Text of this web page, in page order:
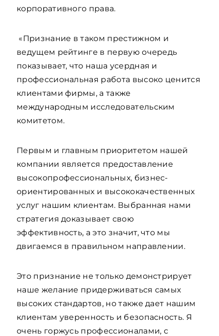
корпоративного права.
«Признание в таком престижном и
ведущем рейтинге в первую очередь
показывает, что наша усердная и
профессиональная работа высоко ценится
клиентами фирмы, а также
международным исследовательским
комитетом.
Первым и главным приоритетом нашей
компании является предоставление
высокопрофессиональных, бизнес-
ориентированных и высококачественных
услуг нашим клиентам. Выбранная нами
стратегия доказывает свою
эффективность, а это значит, что мы
двигаемся в правильном направлении.
Это признание не только демонстрирует
наше желание придерживаться самых
высоких стандартов, но также дает нашим
клиентам уверенность и безопасность. Я
очень горжусь профессионалами, с